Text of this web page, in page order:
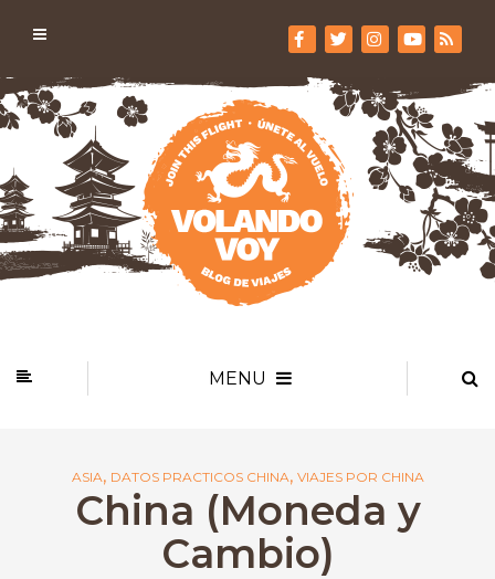
MENU
ASIA, DATOS PRACTICOS CHINA, VIAJES POR CHINA
China (Moneda y
Cambio)